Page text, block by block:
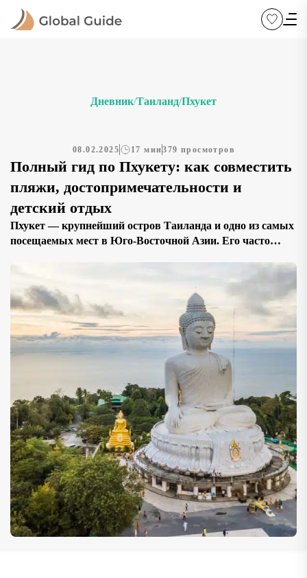
Дневник/Таиланд/Пхукет
08.02.2025 17 мин379 просмотров
Полный гид по Пхукету: как совместить
пляжи, достопримечательности и
детский отдых
Пхукет — крупнейший остров Таиланда и одно из самых
посещаемых мест в Юго-Восточной Азии. Его часто
уникальной истории и разнообразному культурному
наследию. Здесь любой турист найдёт что-то для себя:
любители пляжного релакса — безмятежные берега,
серферы — идеальные волны, поклонники экскурсий —
яркие храмы и колониальную архитектуру, […]